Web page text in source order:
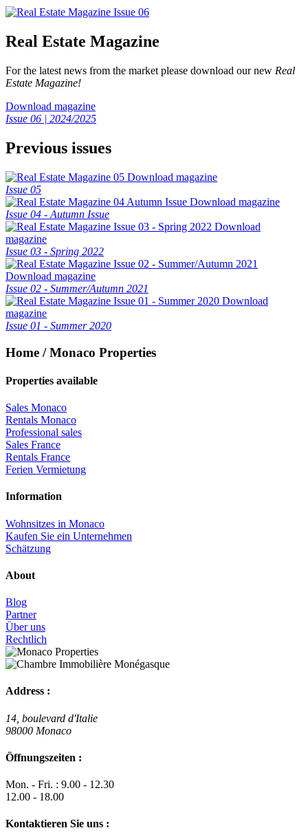
Real Estate Magazine
For the latest news from the market please download our new Real
Estate Magazine!
Download magazine
Issue 06 | 2024/2025
Previous issues
Download magazine
Issue 05
Download magazine
Issue 04 - Autumn Issue
Download
magazine
Issue 03 - Spring 2022
Download magazine
Issue 02 - Summer/Autumn 2021
Download
magazine
Issue 01 - Summer 2020
Home / Monaco Properties
Properties available
Sales Monaco
Rentals Monaco
Professional sales
Sales France
Rentals France
Ferien Vermietung
Information
Wohnsitzes in Monaco
Kaufen Sie ein Unternehmen
Schätzung
About
Blog
Partner
Über uns
Rechtlich
Address :
14, boulevard d'Italie
98000 Monaco
Öffnungszeiten :
Mon. - Fri. : 9.00 - 12.30
12.00 - 18.00
Kontaktieren Sie uns :